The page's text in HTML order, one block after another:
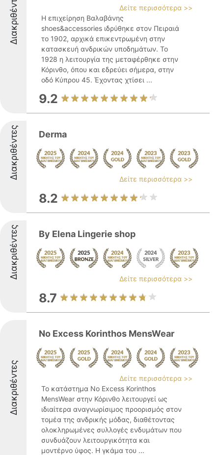
Διακριθέντες
Δείτε περισσότερα >>
Η επιχείρηση Βαλαβάνης
shoes&accessories ιδρύθηκε στον Πειραιά
το 1902, αρχικά επικεντρωμένη στην
κατασκευή ανδρικών υποδημάτων. Το
1928 η λειτουργία της μεταφέρθηκε στην
Κόρινθο, όπου και εδρεύει σήμερα, στην
οδό Κύπρου 45. Έχοντας χτίσει ...
9.2
Διακριθέντες Derma
Δείτε περισσότερα >>
8.2
Διακριθέντες By Elena Lingerie shop
Δείτε περισσότερα >>
8.7
Διακριθέντες
No Excess Korinthos MensWear
Δείτε περισσότερα >>
Το κατάστημα No Excess Korinthos
MensWear στην Κόρινθο λειτουργεί ως
ιδιαίτερα αναγνωρίσιμος προορισμός στον
τομέα της ανδρικής μόδας, διαθέτοντας
ολοκληρωμένες συλλογές ενδυμάτων που
συνδυάζουν λειτουργικότητα και
μοντέρνο ύφος. Η γκάμα του ...